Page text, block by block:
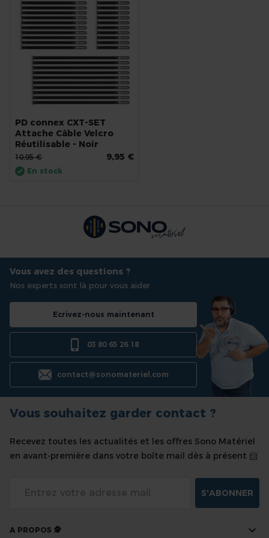
PD connex CXT-SET
Attache Câble Velcro
Réutilisable - Noir
9,95 €
10,95 €
En stock
Vous avez des questions ?
Nos experts sont là pour vous aider
Ecrivez-nous maintenant
03 80 65 26 18
contact@sonomateriel.com
Vous souhaitez garder contact ?
Recevez toutes les actualités et les offres Sono Matériel
en avant-première dans votre boîte mail dès à présent 📨
S'ABONNER
A PROPOS 🕵